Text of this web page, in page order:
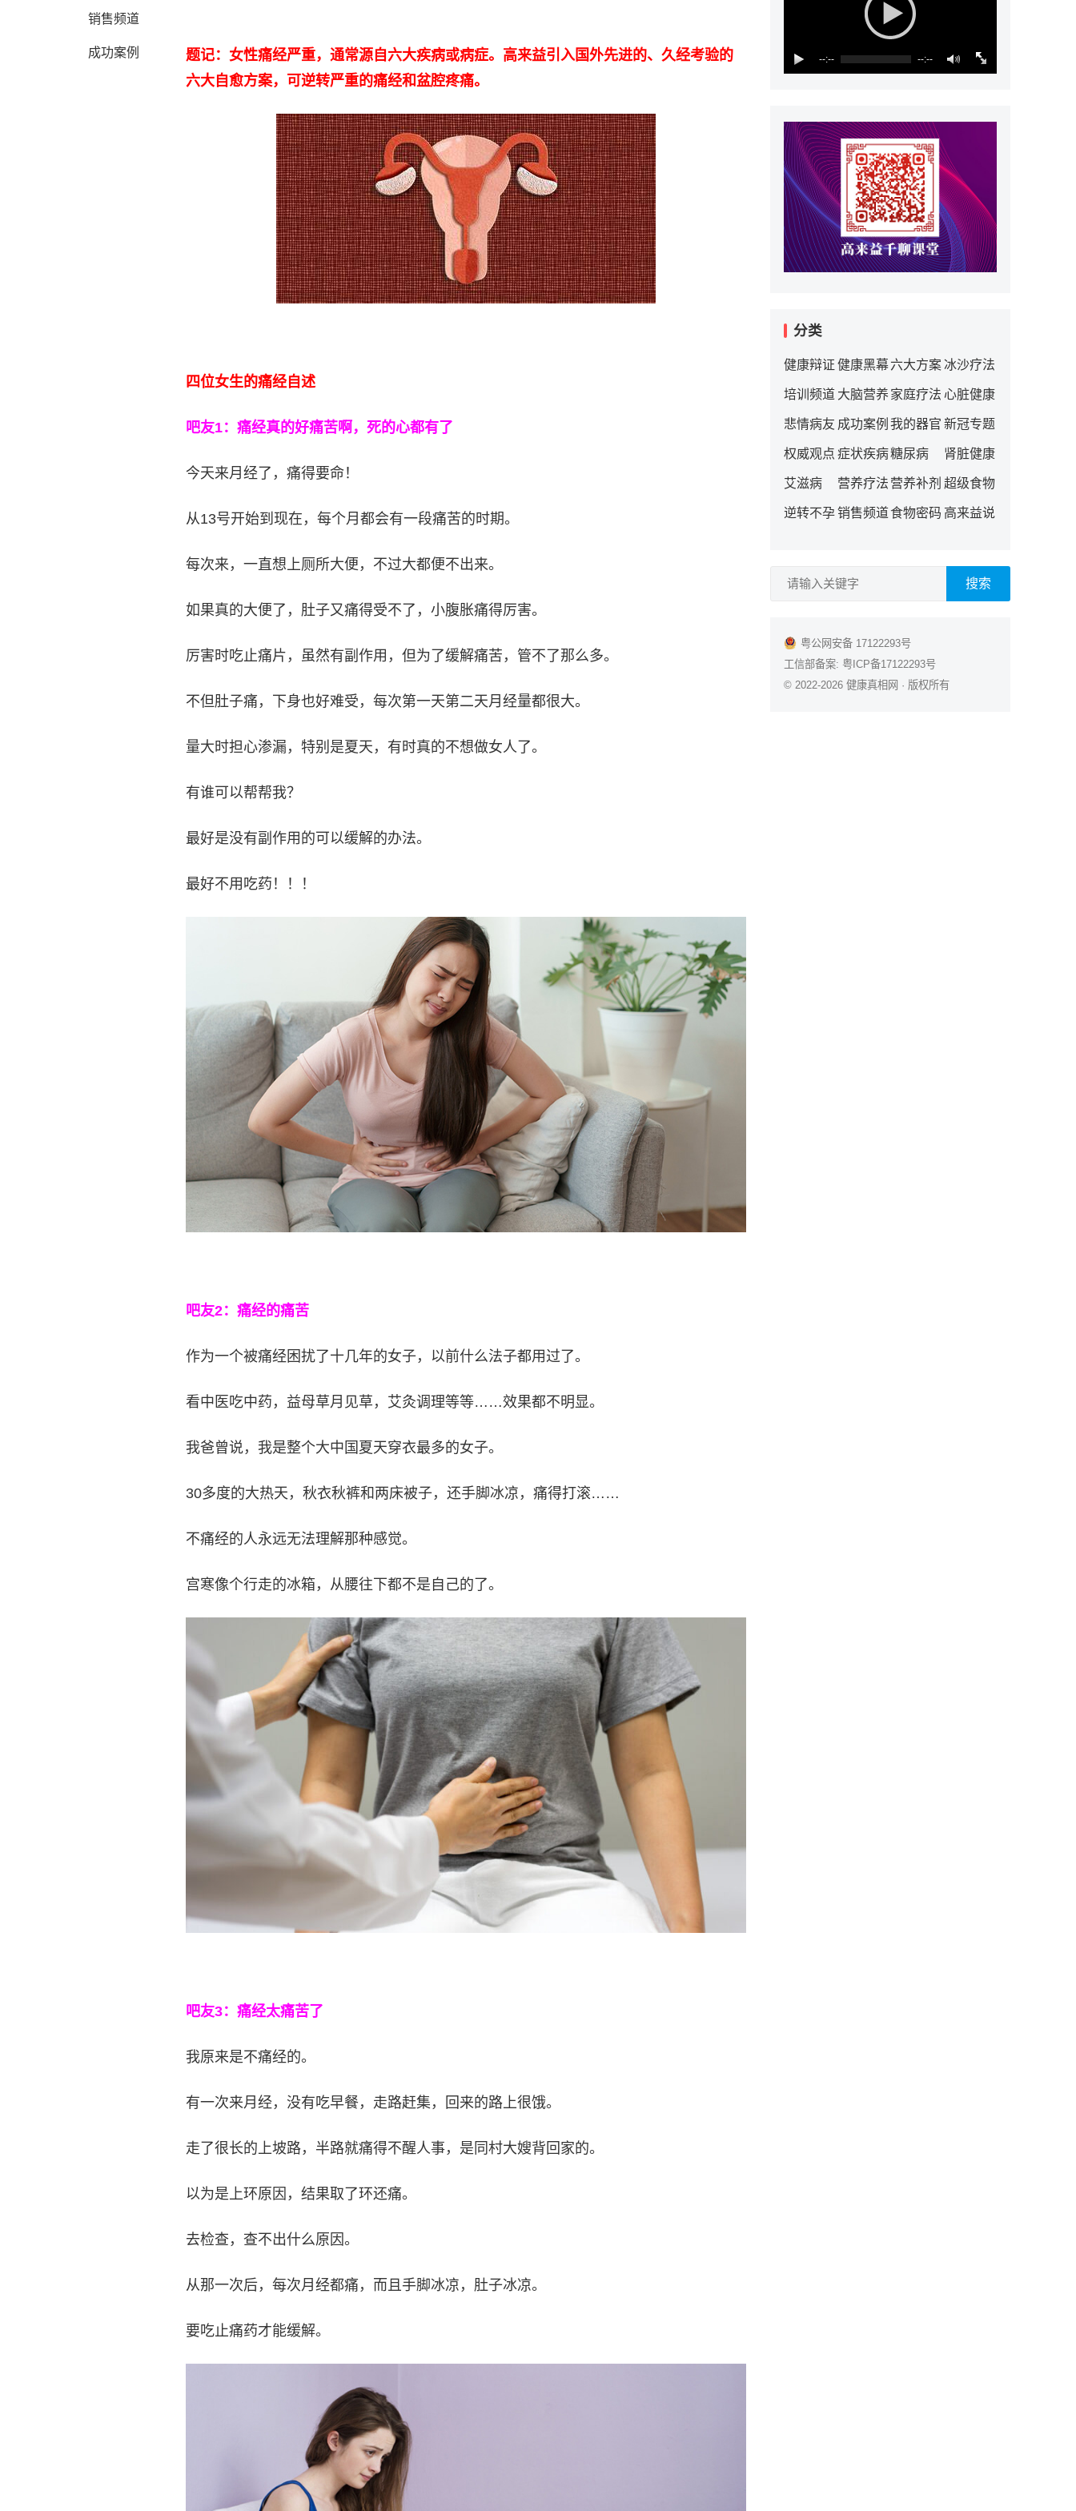
销售频道
成功案例
题记：女性痛经严重，通常源自六大疾病或病症。高来益引入国外先进的、久经考验的
六大自愈方案，可逆转严重的痛经和盆腔疼痛。
四位女生的痛经自述
吧友1：痛经真的好痛苦啊，死的心都有了
今天来月经了，痛得要命！
从13号开始到现在，每个月都会有一段痛苦的时期。
每次来，一直想上厕所大便，不过大都便不出来。
如果真的大便了，肚子又痛得受不了，小腹胀痛得厉害。
厉害时吃止痛片，虽然有副作用，但为了缓解痛苦，管不了那么多。
不但肚子痛，下身也好难受，每次第一天第二天月经量都很大。
量大时担心渗漏，特别是夏天，有时真的不想做女人了。
有谁可以帮帮我？
最好是没有副作用的可以缓解的办法。
最好不用吃药！！！
吧友2：痛经的痛苦
作为一个被痛经困扰了十几年的女子，以前什么法子都用过了。
看中医吃中药，益母草月见草，艾灸调理等等……效果都不明显。
我爸曾说，我是整个大中国夏天穿衣最多的女子。
30多度的大热天，秋衣秋裤和两床被子，还手脚冰凉，痛得打滚……
不痛经的人永远无法理解那种感觉。
宫寒像个行走的冰箱，从腰往下都不是自己的了。
吧友3：痛经太痛苦了
我原来是不痛经的。
有一次来月经，没有吃早餐，走路赶集，回来的路上很饿。
走了很长的上坡路，半路就痛得不醒人事，是同村大嫂背回家的。
以为是上环原因，结果取了环还痛。
去检查，查不出什么原因。
从那一次后，每次月经都痛，而且手脚冰凉，肚子冰凉。
要吃止痛药才能缓解。
--:-- --:--
分类
健康辩证 健康黑幕 六大方案冰沙疗法
培训频道 大脑营养 家庭疗法 心脏健康
悲情病友 成功案例 我的器官 新冠专题
权威观点 症状疾病糖尿病 肾脏健康
艾滋病 营养疗法 营养补剂 超级食物
逆转不孕销售频道食物密码 高来益说
搜索
粤公网安备 17122293号
工信部备案: 粤ICP备17122293号
© 2022-2026 健康真相网 · 版权所有